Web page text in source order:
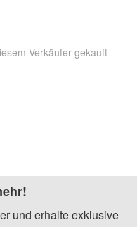
Verkäufer gekauft
und erhalte exklusive